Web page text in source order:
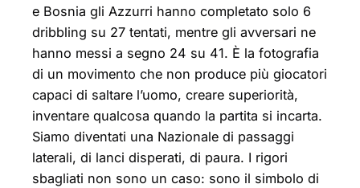
e Bosnia gli Azzurri hanno completato solo 6
dribbling su 27 tentati, mentre gli avversari ne
hanno messi a segno 24 su 41. È la fotografia
di un movimento che non produce più giocatori
capaci di saltare l’uomo, creare superiorità,
inventare qualcosa quando la partita si incarta.
Siamo diventati una Nazionale di passaggi
laterali, di lanci disperati, di paura. I rigori
sbagliati non sono un caso: sono il simbolo di